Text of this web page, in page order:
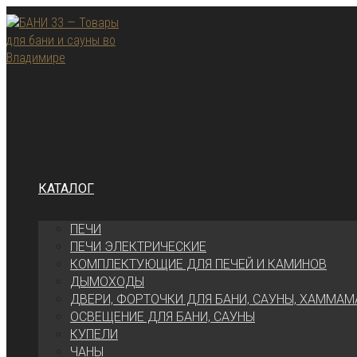
Перейти
к
содержимому
КАТАЛОГ
ПЕЧИ
ПЕЧИ ЭЛЕКТРИЧЕСКИЕ
КОМПЛЕКТУЮЩИЕ ДЛЯ ПЕЧЕЙ И КАМИНОВ
ДЫМОХОДЫ
ДВЕРИ, ФОРТОЧКИ ДЛЯ БАНИ, САУНЫ,
ОСВЕЩЕНИЕ ДЛЯ БАНИ, САУНЫ
КУПЕЛИ
ЧАНЫ